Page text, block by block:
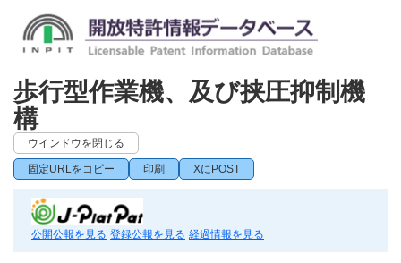
歩行型作業機、及び挟圧抑制機
構
ウインドウを閉じる
固定URLをコピー 印刷 XにPOST
公開公報を見る 登録公報を見る 経過情報を見る